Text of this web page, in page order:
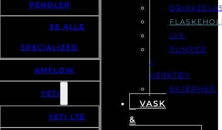
PENDLER
SE ALLE
SPECIALIZED
AMFLOW
YETI
YETI LTE
LYS
PUMPER
/
VERKTØY
SKJERMER
VASK
&